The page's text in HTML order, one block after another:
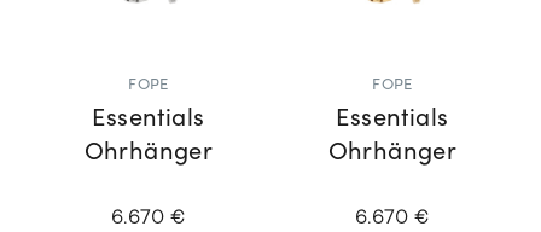
FOPE
Essentials
Ohrhänger
6.670 €
FOPE
Essentials
Ohrhänger
6.670 €